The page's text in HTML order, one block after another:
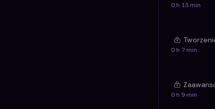
0 h 13 min
0 h 7 min
0 h 9 min